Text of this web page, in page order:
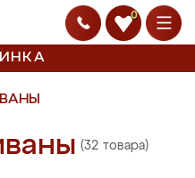
0
(32 товара)